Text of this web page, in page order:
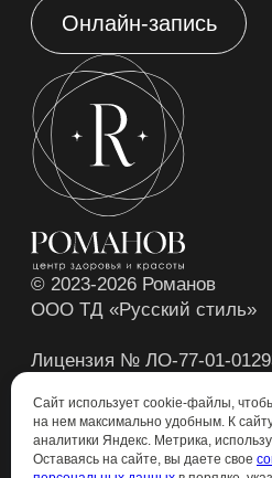
Сайт использует cookie-файлы,
на нем максимально удобным. К
аналитики Яндекс. Метрика,
Оставаясь на сайте, вы даете свое